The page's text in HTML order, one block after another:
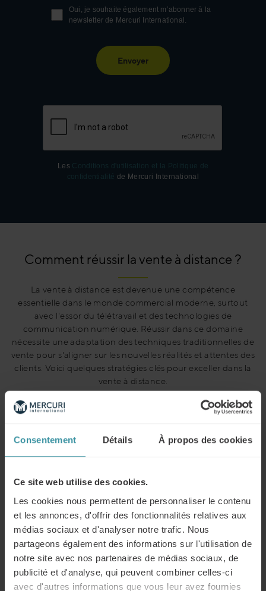
Consentement Détails À propos des cookies
Ce site web utilise des cookies.
Les cookies nous permettent de personnaliser le contenu
et les annonces, d'offrir des fonctionnalités relatives aux
médias sociaux et d'analyser notre trafic. Nous
partageons également des informations sur l'utilisation de
notre site avec nos partenaires de médias sociaux, de
publicité et d'analyse, qui peuvent combiner celles-ci
avec d'autres informations que vous leur avez fournies
Oui, je souhaite également m’abonner à la
newsletter de Mercuri International.
Envoyer
Les Conditions d'utilisation et la Politique de
confidentialité de Mercuri International
Comment réussir la vente à distance ?
La vente à distance est devenue une compétence
essentielle dans le monde commercial moderne, surtout
avec l'essor du télétravail et des technologies de
communication numérique. Réussir dans ce domaine
nécessite une adaptation des techniques traditionnelles de
vente pour s'aligner sur les nouvelles réalités et attentes des
clients. Voici quelques stratégies clés pour exceller dans la
vente à distance.
Maîtriser les outils technologiques
crucial de maîtriser les outils
technologiques. Les plateformes de
visioconférence comme Zoom,
Microsoft Teams ou Google Meet sont
devenues incontournables. Il est
important de savoir utiliser ces outils de
manière efficace pour présenter des
produits, répondre aux questions des